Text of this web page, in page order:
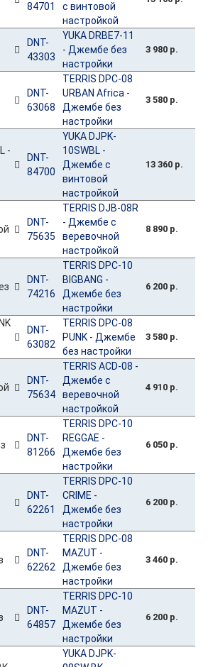
84701
с винтовой
настройкой
DNT-
43303
YUKA DRBE7-11
- Джембе без
настройки
3 980 р.
DNT-
63068
TERRIS DPC-08
URBAN Africa -
Джембе без
настройки
3 580 р.
DNT-
84700
YUKA DJPK-
10SWBL -
Джембе с
винтовой
настройкой
13 360 р.
DNT-
75635
TERRIS DJB-08R
- Джембе с
веревочной
настройкой
8 890 р.
DNT-
74216
TERRIS DPC-10
BIGBANG -
Джембе без
настройки
6 200 р.
DNT-
63082
TERRIS DPC-08
PUNK - Джембе
без настройки
3 580 р.
DNT-
75634
TERRIS ACD-08 -
Джембе с
веревочной
настройкой
4 910 р.
DNT-
81266
TERRIS DPC-10
REGGAE -
Джембе без
настройки
6 050 р.
DNT-
62261
TERRIS DPC-10
CRIME -
Джембе без
настройки
6 200 р.
DNT-
62262
TERRIS DPC-08
MAZUT -
Джембе без
настройки
3 460 р.
DNT-
64857
TERRIS DPC-10
MAZUT -
Джембе без
настройки
6 200 р.
YUKA DJPK-